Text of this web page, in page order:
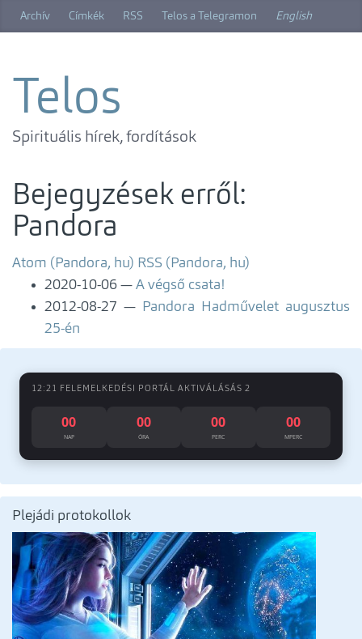
Archív Címkék RSS Telos a Telegramon English
Telos
Spirituális hírek, fordítások
Bejegyzések erről:
Pandora
Atom (Pandora, hu) RSS (Pandora, hu)
2020-10-06
A végső csata!
2012-08-27
Pandora Hadművelet augusztus
25-én
12:21 FELEMELKEDÉSI PORTÁL AKTIVÁLÁSÁS 2
00
NAP
00
ÓRA
00
PERC
00
MPERC
Plejádi protokollok